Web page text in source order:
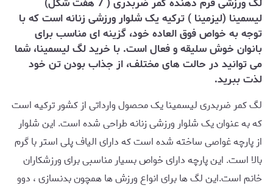
لیسمینا (لیزمینا ) ترکیه یک شلوار ورزشی زنانه است که با
توجه به خواص فوق العاده خود، گزینه ای مناسب برای
بانوان خوش سلیقه و فعال است. با خرید لگ لیسمینا، شما
می توانید در حالت های مختلف، از جذاب بودن تن خود
لذت ببرید.
لگ کمر ضربدری لیسمینا یک محصول وارداتی از کشور ترکیه است
که به عنوان یک شلوار ورزشی زنانه طراحی شده است. این شلوار
از پارچه غواصی ساخته شده است که دارای الیاف پلی استر با گرم
بالا است. این پارچه دارای خواص بسیار مناسبی برای ورزشکاران
خانم است.این لگ ها برای انواع ورزش ها همچون بدنسازی ، دوو